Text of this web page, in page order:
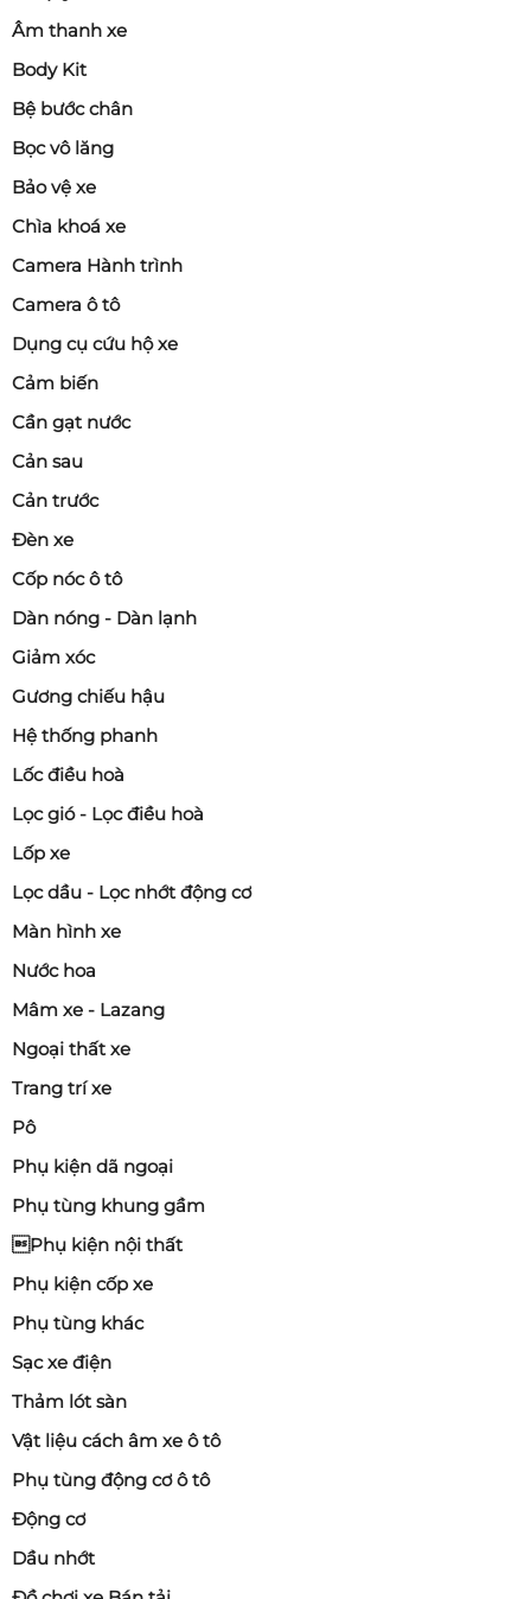
Âm thanh xe
Body Kit
Bệ bước chân
Bọc vô lăng
Bảo vệ xe
Chìa khoá xe
Camera Hành trình
Camera ô tô
Dụng cụ cứu hộ xe
Cảm biến
Cần gạt nước
Cản sau
Cản trước
Đèn xe
Cốp nóc ô tô
Dàn nóng - Dàn lạnh
Giảm xóc
Gương chiếu hậu
Hệ thống phanh
Lốc điều hoà
Lọc gió - Lọc điều hoà
Lốp xe
Lọc dầu - Lọc nhớt động cơ
Màn hình xe
Nước hoa
Mâm xe - Lazang
Ngoại thất xe
Trang trí xe
Pô
Phụ kiện dã ngoại
Phụ tùng khung gầm
Phụ kiện nội thất
Phụ kiện cốp xe
Phụ tùng khác
Sạc xe điện
Thảm lót sàn
Vật liệu cách âm xe ô tô
Phụ tùng động cơ ô tô
Động cơ
Dầu nhớt